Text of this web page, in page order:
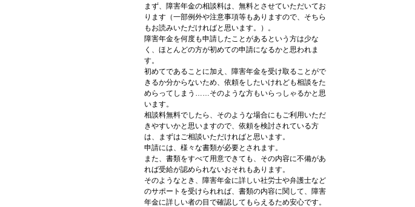
まず、障害年金の相談料は、無料とさせていただいてお
ります（一部例外や注意事項等もありますので、そちら
もお読みいただければと思います。）。
障害年金を何度も申請したことがあるという方は少な
く、ほとんどの方が初めての申請になるかと思われま
す。
初めてであることに加え、障害年金を受け取ることがで
きるか分からないため、依頼をしたいけれども相談をた
めらってしまう……そのような方もいらっしゃるかと思
います。
相談料無料でしたら、そのような場合にもご利用いただ
きやすいかと思いますので、依頼を検討されている方
は、まずはご相談いただければと思います。
申請には、様々な書類が必要とされます。
また、書類をすべて用意できても、その内容に不備があ
れば受給が認められないおそれもあります。
そのようなとき、障害年金に詳しい社労士や弁護士など
のサポートを受けられれば、書類の内容に関して、障害
年金に詳しい者の目で確認してもらえるため安心です。